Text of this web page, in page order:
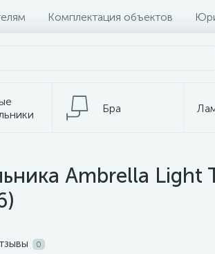
Комплектация объектов
Бра
Ambrella
0